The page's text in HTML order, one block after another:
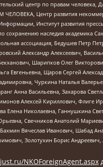
центр по правам
Центр развития
Институт развития
сохранению наследия академика
ассоциация, Бедушев Петр
Александр Алексеевич,
Шарипков Олег
Евгеньевна, Щаров Сергей
Чуркина Наталья
Анна Васильевна, Захарова
Алексей Кириллович, Флиге
Елена Николаевна, Ганнушкина
Свечников Анатолий
Вячеслав Иванович, Шабад
Золотухин Борис
NKOForeignAgent.aspx